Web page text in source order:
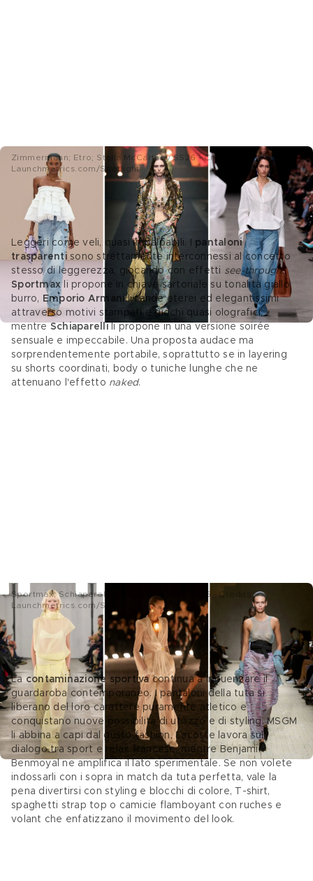
Zimmermann; Etro; Stella McCartney SS26 - Credits:
Launchmetrics.com/Spotlight
4 Pantaloni larghi trasparenti
Leggeri come veli, quasi impalpabili. I pantaloni
trasparenti sono strettamente interconnessi al concetto
stesso di leggerezza, giocando con effetti see-through.
Sportmax li propone in chiave sartoriale su tonalità giallo
burro, Emporio Armani li rende eterei ed elegantissimi
attraverso motivi stampati e giochi quasi olografici,
mentre Schiaparelli li propone in una versione soirée
sensuale e impeccabile. Una proposta audace ma
sorprendentemente portabile, soprattutto se in layering
su shorts coordinati, body o tuniche lunghe che ne
attenuano l'effetto naked.
Sportmax; Schiaparelli; Emporio Armani SS26 - Credits:
Launchmetrics.com/Spotlight
5 Pantaloni larghi stile tuta
La contaminazione sportiva continua a influenzare il
guardaroba contemporaneo. I pantaloni della tuta si
liberano del loro carattere puramente atletico e
conquistano nuove possibilità di utilizzo e di styling. MSGM
li abbina a capi dal gusto fashion, Lacoste lavora sul
dialogo tra sport e relax francese, mentre Benjamin
Benmoyal ne amplifica il lato sperimentale. Se non volete
indossarli con i sopra in match da tuta perfetta, vale la
pena divertirsi con styling e blocchi di colore, T-shirt,
spaghetti strap top o camicie flamboyant con ruches e
volant che enfatizzano il movimento del look.